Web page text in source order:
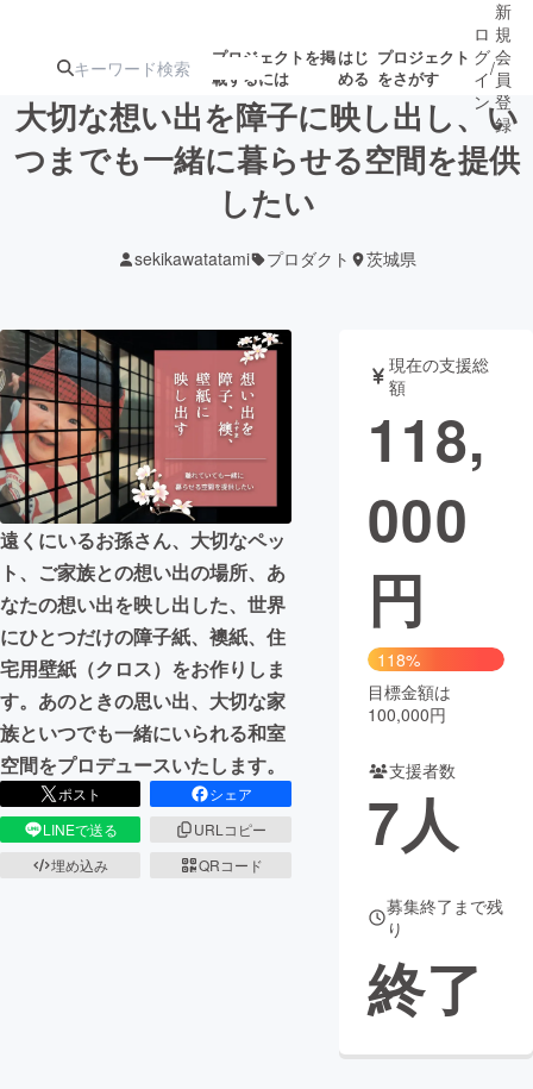
プロジェクトを掲
載するには
はじ
める
プロジェクト
をさがす
注目の新着プロ募集終了が近いプ
テクノロジー・ガジェット
映像・映画 書籍・雑誌
ビジネス・起業 チャレンジ
まちづくり・地域活性化
CAMPFIRE for Social Good
CAMPFIRE Creation
CAMPFIREふるさと納税machi-ya コミュニティ
ロ
グ
イ
ン
/
新
規
会
員
登
録
大切な想い出を障子に映し出し、い
つまでも一緒に暮らせる空間を提供
したい
sekikawatatami プロダクト 茨城県
遠くにいるお孫さん、大切なペッ
ト、ご家族との想い出の場所、あ
なたの想い出を映し出した、世界
にひとつだけの障子紙、襖紙、住
宅用壁紙（クロス）をお作りしま
す。あのときの思い出、大切な家
族といつでも一緒にいられる和室
空間をプロデュースいたします。
ポスト
シェア
LINEで送る
URLコピー
埋め込み
QRコード
現在の支援総
額
118,
000
円
118%
目標金額は
100,000円
支援者数
7人
募集終了まで残
り
終了